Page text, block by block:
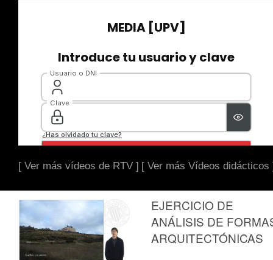
[ Ver más vídeos de RTV ] [ Ver más Vídeos didácticos
EJERCICIO DE
ANÁLISIS DE
ARQUITECTÓNICAS